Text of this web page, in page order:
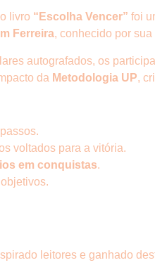
livro “Escolha Vencer” foi
Ferreira, conhecido por
autografados, os
da Metodologia UP,
voltados para a vitória.
em conquistas.
leitores e ganhado